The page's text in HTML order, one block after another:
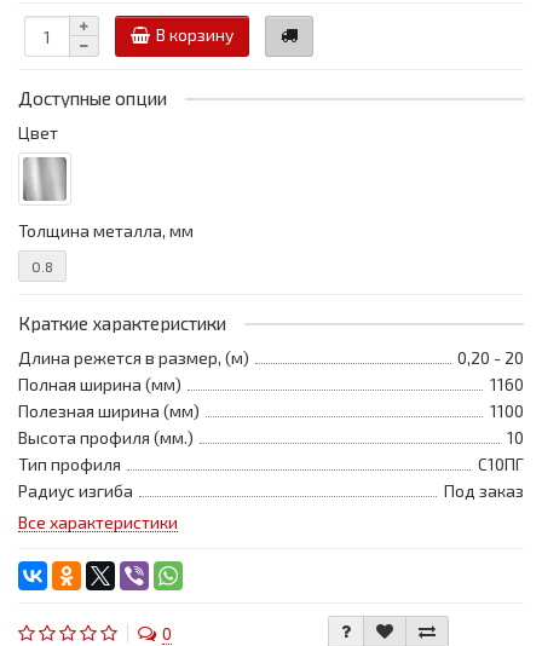
В корзину
Доступные опции
Цвет
Толщина металла, мм
0.8
Краткие характеристики
Длина режется в размер, (м)
0,20 - 20
Полная ширина (мм)
1160
Полезная ширина (мм)
1100
Высота профиля (мм.)
10
Тип профиля
С10ПГ
Радиус изгиба
Под заказ
Все характеристики
0